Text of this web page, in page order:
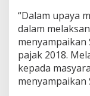
“Dalam upaya
dalam
pajak 2018.
kepada
menyampaikan